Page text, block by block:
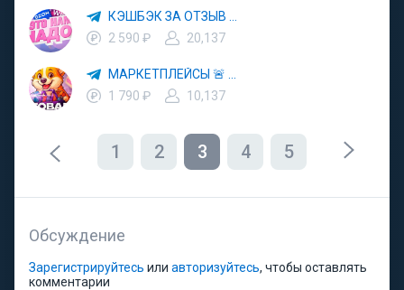
2 590 ₽
20,137
1 790 ₽
10,137
1 2 3 4 5
Обсуждение
Зарегистрируйтесь или авторизуйтесь, чтобы оставлять
комментарии